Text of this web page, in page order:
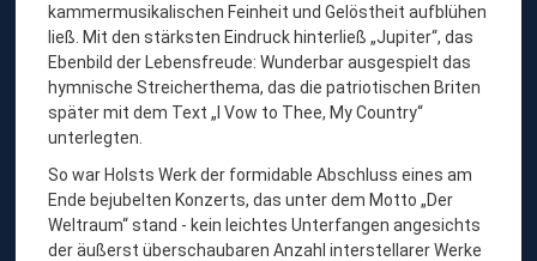
kammermusikalischen Feinheit und Gelöstheit aufblühen
ließ. Mit den stärksten Eindruck hinterließ „Jupiter“, das
Ebenbild der Lebensfreude: Wunderbar ausgespielt das
hymnische Streicherthema, das die patriotischen Briten
später mit dem Text „I Vow to Thee, My Country“
unterlegten.
So war Holsts Werk der formidable Abschluss eines am
Ende bejubelten Konzerts, das unter dem Motto „Der
Weltraum“ stand - kein leichtes Unterfangen angesichts
der äußerst überschaubaren Anzahl interstellarer Werke